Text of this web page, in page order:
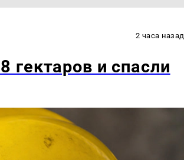
2 часа назад
и спасли